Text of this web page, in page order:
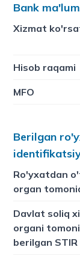
Bank
Xizmat
Hisob raqami
MFO
Berilgan
Ro'yxatdan
organ
Davlat soliq
organi
berilgan STIR